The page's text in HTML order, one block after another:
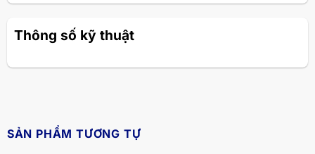
Thông số kỹ thuật
SẢN PHẨM TƯƠNG TỰ